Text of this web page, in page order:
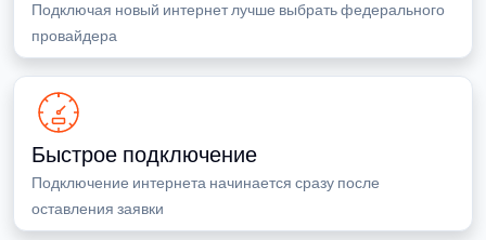
Подключая новый интернет лучше выбрать федерального
провайдера
Быстрое подключение
Подключение интернета начинается сразу после
оставления заявки